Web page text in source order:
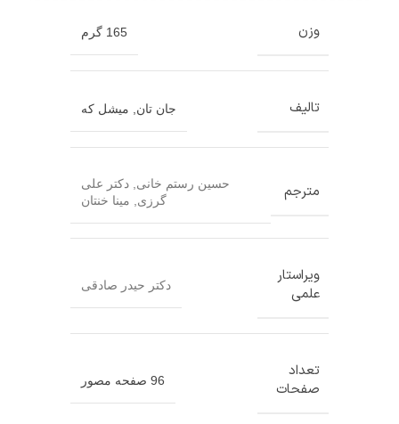
وزن 165 گرم
تالیف جان تان میشل که
مترجم حسین رستم خانی, دکتر علی
گرزی, مینا خنتان
ویراستار
علمی
دکتر حیدر صادقی
تعداد
صفحات
96 صفحه مصور